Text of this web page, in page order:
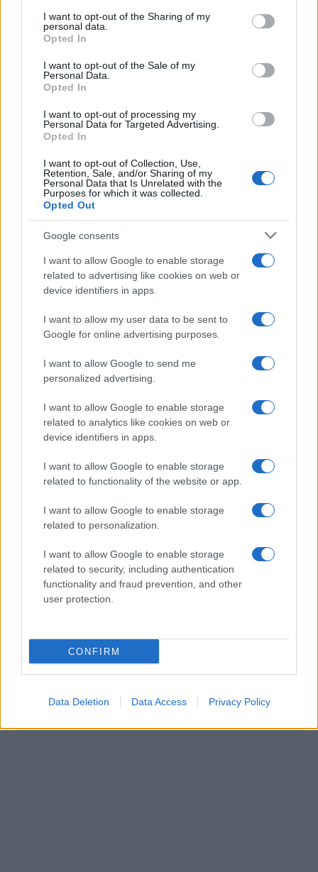
not limited to your visit or usage behaviour. You may click to
grant or deny consent to Google and its third-party tags to
use your data for below specified purposes in below Google
consent section.
I want to opt-out of the Sharing of my
personal data.
Opted In
I want to opt-out of the Sale of my
Personal Data.
Opted In
I want to opt-out of processing my
Personal Data for Targeted Advertising.
Opted In
I want to opt-out of Collection, Use,
Retention, Sale, and/or Sharing of my
Personal Data that Is Unrelated with the
Purposes for which it was collected.
Opted Out
Google consents
I want to allow Google to enable storage
related to advertising like cookies on web or
device identifiers in apps.
I want to allow my user data to be sent to
Google for online advertising purposes.
I want to allow Google to send me
personalized advertising.
I want to allow Google to enable storage
related to analytics like cookies on web or
device identifiers in apps.
I want to allow Google to enable storage
related to functionality of the website or app.
I want to allow Google to enable storage
related to personalization.
I want to allow Google to enable storage
related to security, including authentication
functionality and fraud prevention, and other
user protection.
CONFIRM
Data Deletion Data Access Privacy Policy